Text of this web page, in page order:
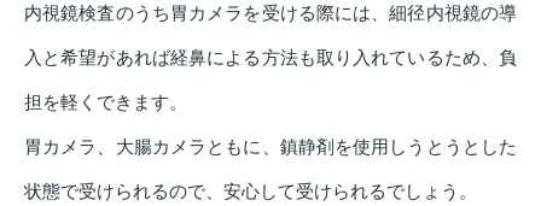
内視鏡検査のうち胃カメラを受ける際には、細径内視鏡の導
入と希望があれば経鼻による方法も取り入れているため、負
担を軽くできます。
胃カメラ、大腸カメラともに、鎮静剤を使用しうとうとした
状態で受けられるので、安心して受けられるでしょう。